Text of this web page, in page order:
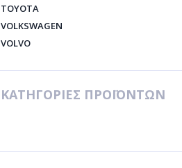
TOYOTA
VOLKSWAGEN
VOLVO
ΚΑΤΗΓΟΡΙΕΣ ΠΡΟΪΟΝΤΩΝ